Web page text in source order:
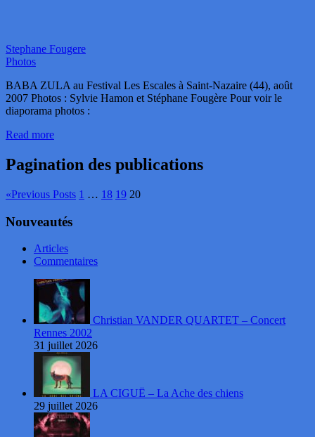
Stephane Fougere
Photos
BABA ZULA au Festival Les Escales à Saint-Nazaire (44), août
2007 Photos : Sylvie Hamon et Stéphane Fougère Pour voir le
diaporama photos :
Read more
Pagination des publications
«Previous Posts 1 … 18 19 20
Nouveautés
Articles
Commentaires
Christian VANDER QUARTET – Concert
Rennes 2002
31 juillet 2026
LA CIGUË – La Ache des chiens
29 juillet 2026